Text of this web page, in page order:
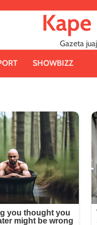
Gazeta
SHOWBIZZ